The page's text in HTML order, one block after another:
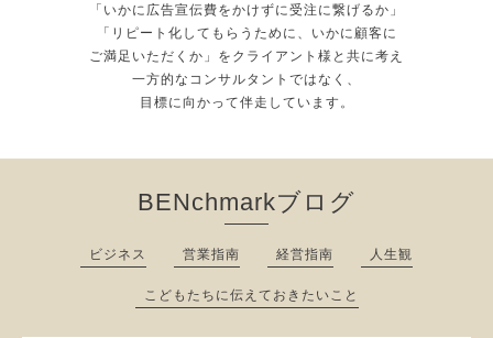
「いかに広告宣伝費をかけずに受注に繋げるか」
「リピート化してもらうために、いかに顧客に
ご満足いただくか」をクライアント様と共に考え
一方的なコンサルタントではなく、
目標に向かって伴走しています。
BENchmarkブログ
ビジネス 営業指南 経営指南 人生観
こどもたちに伝えておきたいこと